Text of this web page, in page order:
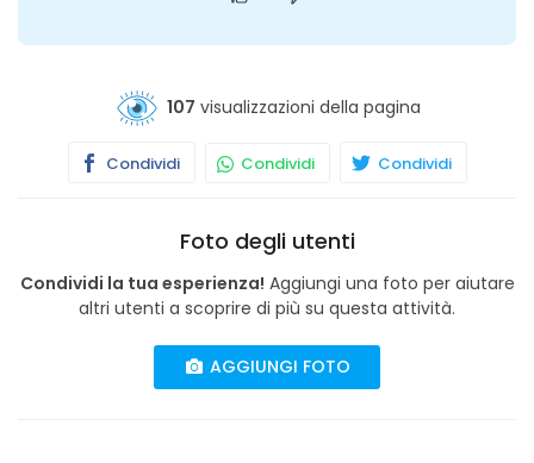
107 visualizzazioni della pagina
Condividi Condividi Condividi
Foto degli utenti
Condividi la tua esperienza! Aggiungi una foto per aiutare
altri utenti a scoprire di più su questa attività.
AGGIUNGI FOTO